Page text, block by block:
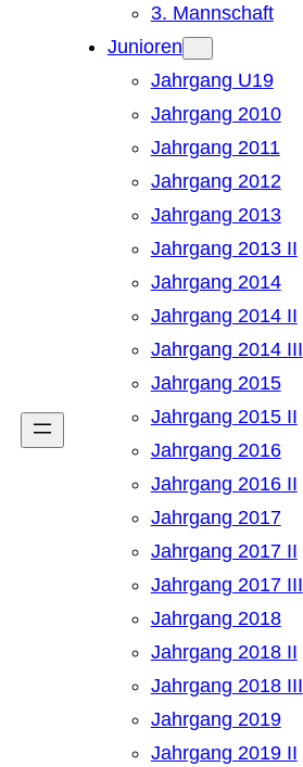
3. Mannschaft
Junioren
Jahrgang U19
Jahrgang 2010
Jahrgang 2011
Jahrgang 2012
Jahrgang 2013
Jahrgang 2013 II
Jahrgang 2014
Jahrgang 2014 II
Jahrgang 2014 III
Jahrgang 2015
Jahrgang 2015 II
Jahrgang 2016
Jahrgang 2016 II
Jahrgang 2017
Jahrgang 2017 II
Jahrgang 2017 III
Jahrgang 2018
Jahrgang 2018 II
Jahrgang 2018 III
Jahrgang 2019
Jahrgang 2019 II